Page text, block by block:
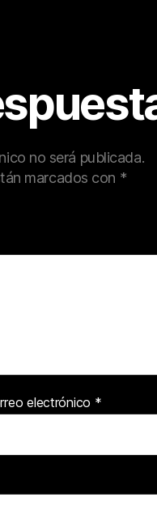
no será publicada.
marcados con *
electrónico *